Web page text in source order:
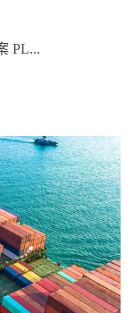
PL...